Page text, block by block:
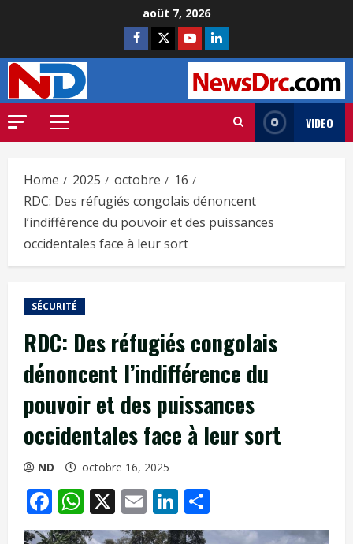
août 7, 2026
VIDEO
Home 2025 octobre
16
RDC: Des réfugiés congolais dénoncent
l’indifférence du pouvoir et des puissances
occidentales face à leur sort
SÉCURITÉ
RDC: Des réfugiés congolais
dénoncent l’indifférence du
pouvoir et des puissances
occidentales face à leur sort
ND octobre 16, 2025
Facebook
WhatsApp
X EmailLinkedIn